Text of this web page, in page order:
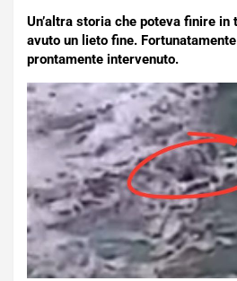
Un’altra storia che poteva finire in
avuto un lieto fine.
prontamente intervenuto.